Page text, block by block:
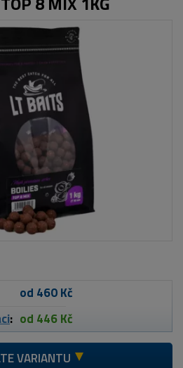
od 460 Kč
: od 446 Kč
VARIANTU